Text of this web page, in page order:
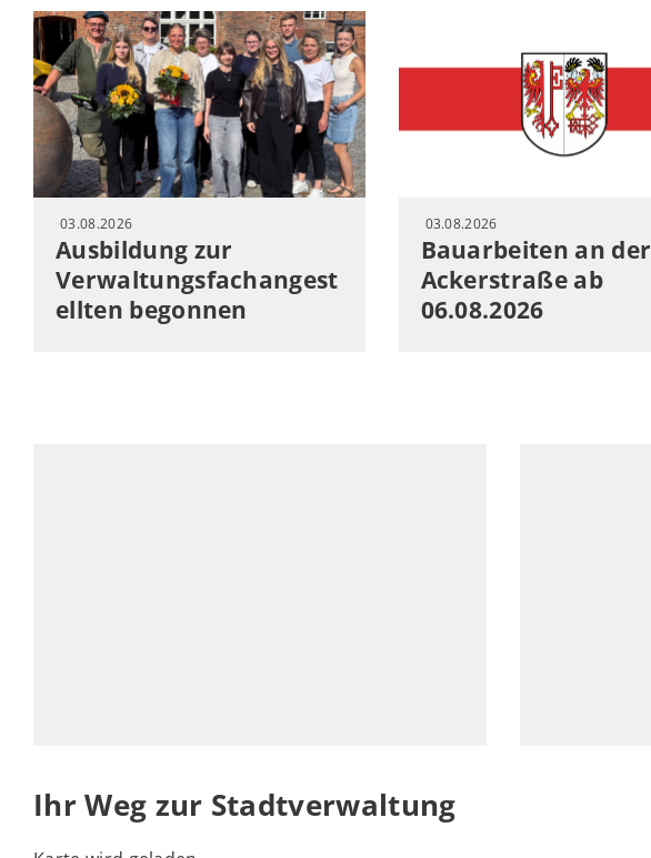
03.08.2026
Ausbildung zur
Verwaltungsfachangest
ellten begonnen
03.08.2026
Bauarbeiten an der
Ackerstraße ab
06.08.2026
Ihr Weg zur Stadtverwaltung